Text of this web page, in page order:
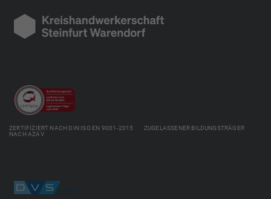
ZERTIFIZIERT NACH DIN ISO EN 9001-2015 ZUGELASSENER BILDUNGSTRÄGER
NACH AZAV